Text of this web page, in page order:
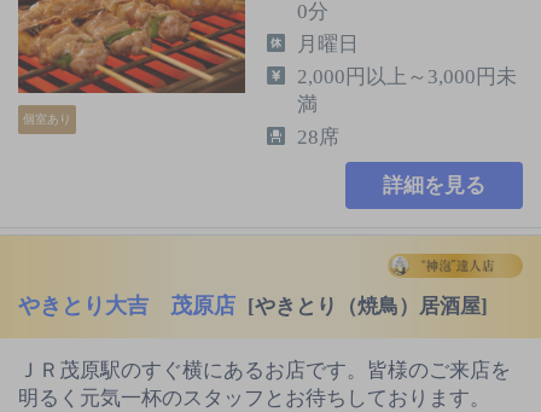
個室あり
0分
月曜日
2,000円以上～3,000円未
満
28席
詳細を見る
やきとり大吉 茂原店 [やきとり（焼鳥）居酒屋]
ＪＲ茂原駅のすぐ横にあるお店です。皆様のご来店を
明るく元気一杯のスタッフとお待ちしております。